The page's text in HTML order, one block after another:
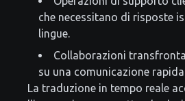
che necessitano di risposte
lingue.
Collaborazioni
su una comunicazione rapida
La traduzione in tempo reale